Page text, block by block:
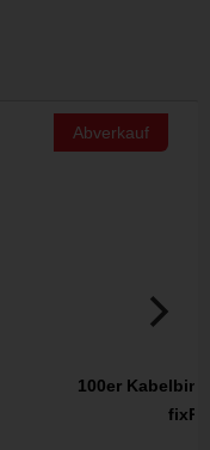
Abverkauf
100er